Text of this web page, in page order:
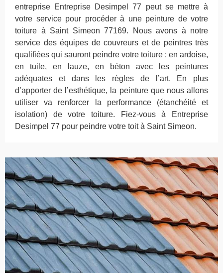
entreprise Entreprise Desimpel 77 peut se mettre à
votre service pour procéder à une peinture de votre
toiture à Saint Simeon 77169. Nous avons à notre
service des équipes de couvreurs et de peintres très
qualifiées qui sauront peindre votre toiture : en ardoise,
en tuile, en lauze, en béton avec les peintures
adéquates et dans les règles de l’art. En plus
d’apporter de l’esthétique, la peinture que nous allons
utiliser va renforcer la performance (étanchéité et
isolation) de votre toiture. Fiez-vous à Entreprise
Desimpel 77 pour peindre votre toit à Saint Simeon.